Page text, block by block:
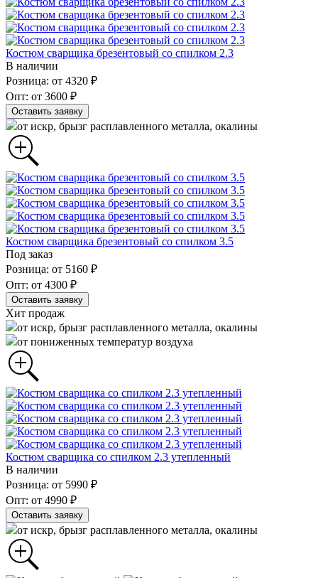
Костюм сварщика брезентовый со спилком 2.3
В наличии
Розница: от 4320 ₽
Опт: от 3600 ₽
Оставить заявку
от искр, брызг расплавленного металла, окалины
Костюм сварщика брезентовый со спилком 3.5
Под заказ
Розница: от 5160 ₽
Опт: от 4300 ₽
Оставить заявку
Хит продаж
от искр, брызг расплавленного металла, окалины
от пониженных температур воздуха
Костюм сварщика со спилком 2.3 утепленный
В наличии
Розница: от 5990 ₽
Опт: от 4990 ₽
Оставить заявку
от искр, брызг расплавленного металла, окалины